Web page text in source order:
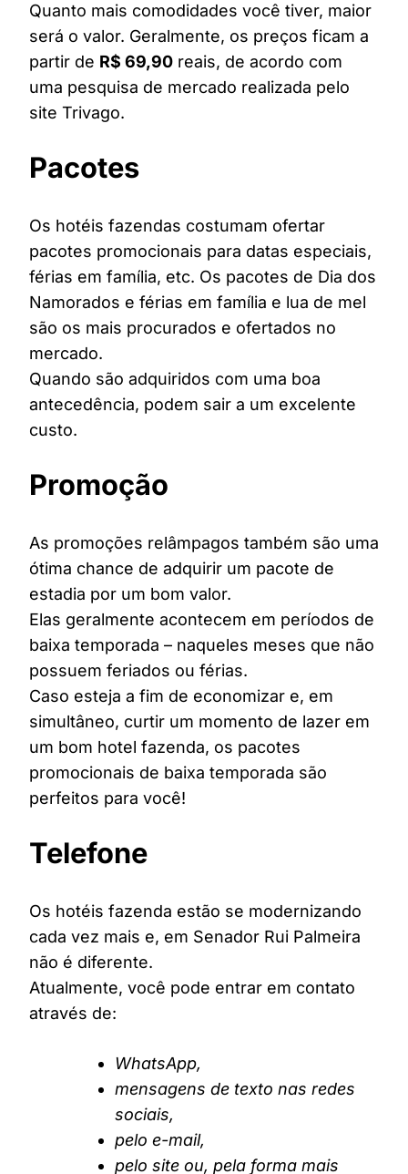
Quanto mais comodidades você tiver, maior
será o valor. Geralmente, os preços ficam a
partir de R$ 69,90 reais, de acordo com
uma pesquisa de mercado realizada pelo
site Trivago.
Pacotes
Os hotéis fazendas costumam ofertar
pacotes promocionais para datas especiais,
férias em família, etc. Os pacotes de Dia dos
Namorados e férias em família e lua de mel
são os mais procurados e ofertados no
mercado.
Quando são adquiridos com uma boa
antecedência, podem sair a um excelente
custo.
Promoção
As promoções relâmpagos também são uma
ótima chance de adquirir um pacote de
estadia por um bom valor.
Elas geralmente acontecem em períodos de
baixa temporada – naqueles meses que não
possuem feriados ou férias.
Caso esteja a fim de economizar e, em
simultâneo, curtir um momento de lazer em
um bom hotel fazenda, os pacotes
promocionais de baixa temporada são
perfeitos para você!
Telefone
Os hotéis fazenda estão se modernizando
cada vez mais e, em Senador Rui Palmeira
não é diferente.
Atualmente, você pode entrar em contato
através de:
WhatsApp,
mensagens de texto nas redes
sociais,
pelo e-mail,
pelo site ou, pela forma mais